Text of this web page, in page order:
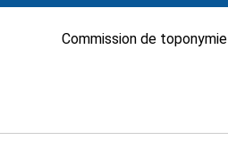
Commission de toponymie